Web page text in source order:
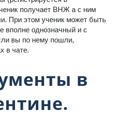
получает ВНЖ а с ним
При этом ученик может быть
вполне однозначный и с
вы по нему пошли,
в чате.
в